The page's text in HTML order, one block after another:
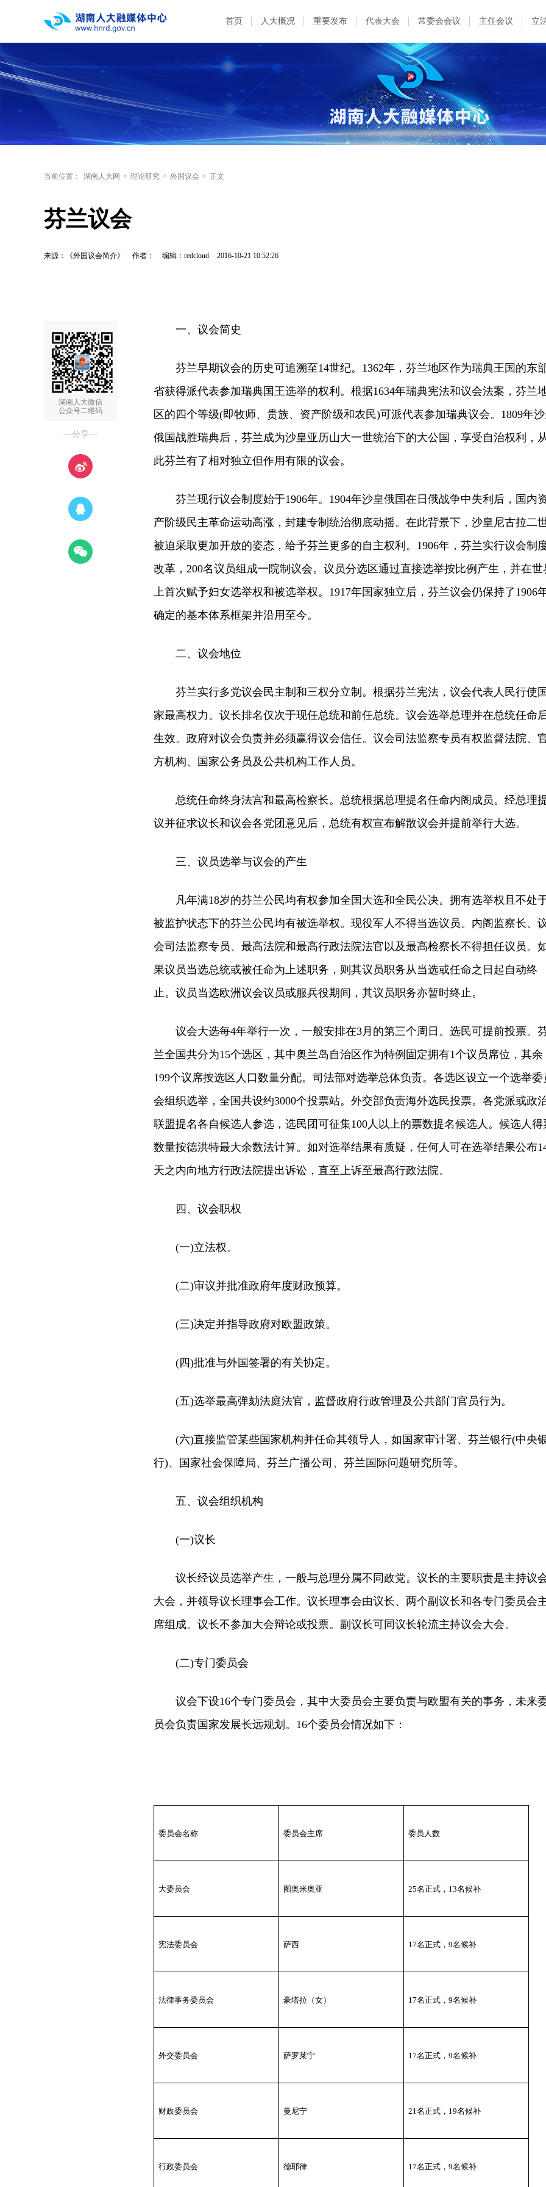
首页 人大概况 重要发布 代表大会 常委会会议 主任会议 立
当前位置： 湖南人大网 > 理论研究 > 外国议会 > 正文
芬兰议会
来源：《外国议会简介》 作者： 编辑：redcloud 2016-10-21 10:52:26
湖南人大微信
公众号二维码
—分享—
一、议会简史
芬兰早期议会的历史可追溯至14世纪。1362年，芬兰地区作为瑞典王国的东
省获得派代表参加瑞典国王选举的权利。根据1634年瑞典宪法和议会法案，芬兰
区的四个等级(即牧师、贵族、资产阶级和农民)可派代表参加瑞典议会。1809年沙
俄国战胜瑞典后，芬兰成为沙皇亚历山大一世统治下的大公国，享受自治权利，
此芬兰有了相对独立但作用有限的议会。
芬兰现行议会制度始于1906年。1904年沙皇俄国在日俄战争中失利后，国内
产阶级民主革命运动高涨，封建专制统治彻底动摇。在此背景下，沙皇尼古拉二
被迫采取更加开放的姿态，给予芬兰更多的自主权利。1906年，芬兰实行议会制
改革，200名议员组成一院制议会。议员分选区通过直接选举按比例产生，并在世
上首次赋予妇女选举权和被选举权。1917年国家独立后，芬兰议会仍保持了1906
确定的基本体系框架并沿用至今。
二、议会地位
芬兰实行多党议会民主制和三权分立制。根据芬兰宪法，议会代表人民行使国
家最高权力。议长排名仅次于现任总统和前任总统。议会选举总理并在总统任命
生效。政府对议会负责并必须赢得议会信任。议会司法监察专员有权监督法院、
方机构、国家公务员及公共机构工作人员。
总统任命终身法宫和最高检察长。总统根据总理提名任命内阁成员。经总理
议并征求议长和议会各党团意见后，总统有权宣布解散议会并提前举行大选。
三、议员选举与议会的产生
凡年满18岁的芬兰公民均有权参加全国大选和全民公决。拥有选举权且不处
被监护状态下的芬兰公民均有被选举权。现役军人不得当选议员。内阁监察长、
会司法监察专员、最高法院和最高行政法院法官以及最高检察长不得担任议员。
果议员当选总统或被任命为上述职务，则其议员职务从当选或任命之日起自动终
止。议员当选欧洲议会议员或服兵役期间，其议员职务亦暂时终止。
议会大选每4年举行一次，一般安排在3月的第三个周日。选民可提前投票。
兰全国共分为15个选区，其中奥兰岛自治区作为特例固定拥有1个议员席位，其余
199个议席按选区人口数量分配。司法部对选举总体负责。各选区设立一个选举委
会组织选举，全国共设约3000个投票站。外交部负责海外选民投票。各党派或政
联盟提名各自候选人参选，选民团可征集100人以上的票数提名候选人。候选人得
数量按德洪特最大余数法计算。如对选举结果有质疑，任何人可在选举结果公布
天之内向地方行政法院提出诉讼，直至上诉至最高行政法院。
四、议会职权
(一)立法权。
(二)审议并批准政府年度财政预算。
(三)决定并指导政府对欧盟政策。
(四)批准与外国签署的有关协定。
(五)选举最高弹劾法庭法官，监督政府行政管理及公共部门官员行为。
(六)直接监管某些国家机构并任命其领导人，如国家审计署、芬兰银行(中央
行)、国家社会保障局、芬兰广播公司、芬兰国际问题研究所等。
五、议会组织机构
(一)议长
议长经议员选举产生，一般与总理分属不同政党。议长的主要职责是主持议
大会，并领导议长理事会工作。议长理事会由议长、两个副议长和各专门委员会
席组成。议长不参加大会辩论或投票。副议长可同议长轮流主持议会大会。
(二)专门委员会
议会下设16个专门委员会，其中大委员会主要负责与欧盟有关的事务，未来
员会负责国家发展长远规划。16个委员会情况如下：
委员会名称 委员会主席 委员人数
大委员会 图奥米奥亚 25名正式， 13名候补
宪法委员会 萨西 17名正式，9名候补
法律事务委员会 豪塔拉（女） 17名正式，9名候补
外交委员会 萨罗莱宁 17名正式，9名候补
财政委员会 曼尼宁 21名正式， 19名候补
行政委员会 德耶律 17名正式，9名候补